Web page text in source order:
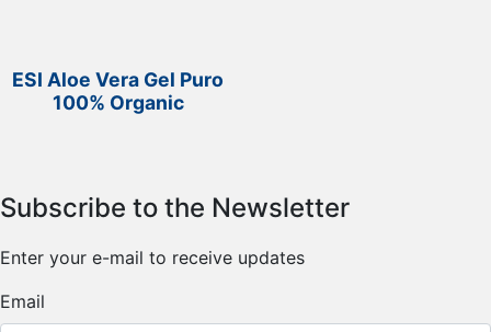
ESI Aloe Vera Gel Puro
100% Organic
Subscribe to the Newsletter
Enter your e-mail to receive updates
Email